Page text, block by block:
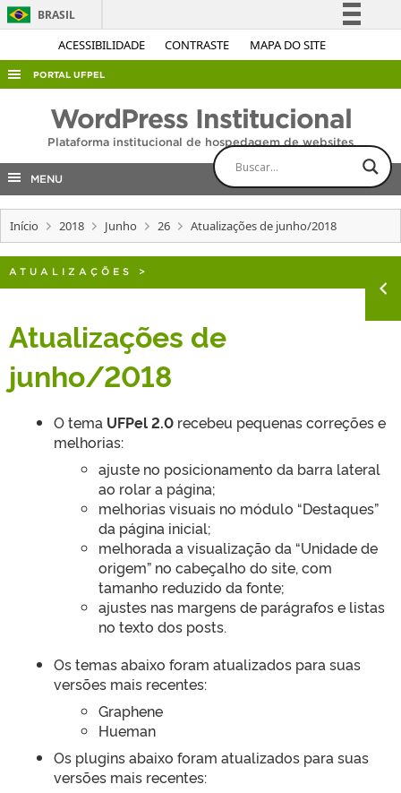
ACESSIBILIDADE CONTRASTE MAPA DO SITE
BRASIL
Simplifique!
Acesso à informação
Legislação
PORTAL UFPEL
AUDITORIA
COBALTO
CONCURSOS
EDITAIS
INTERNACIONAL
OUVIDORIA
TELEFONES
WordPress Institucional
Plataforma institucional de hospedagem de websites
MENU
Início 2018 Junho 26 Atualizações de junho/2018
ATUALIZAÇÕES >
Atualizações de
junho/2018
O tema UFPel 2.0 recebeu pequenas correções e
melhorias:
ajuste no posicionamento da barra lateral
ao rolar a página;
melhorias visuais no módulo “Destaques”
da página inicial;
melhorada a visualização da “Unidade de
origem” no cabeçalho do site, com
tamanho reduzido da fonte;
ajustes nas margens de parágrafos e listas
no texto dos posts.
Os temas abaixo foram atualizados para suas
versões mais recentes:
Graphene
Hueman
Os plugins abaixo foram atualizados para suas
versões mais recentes: